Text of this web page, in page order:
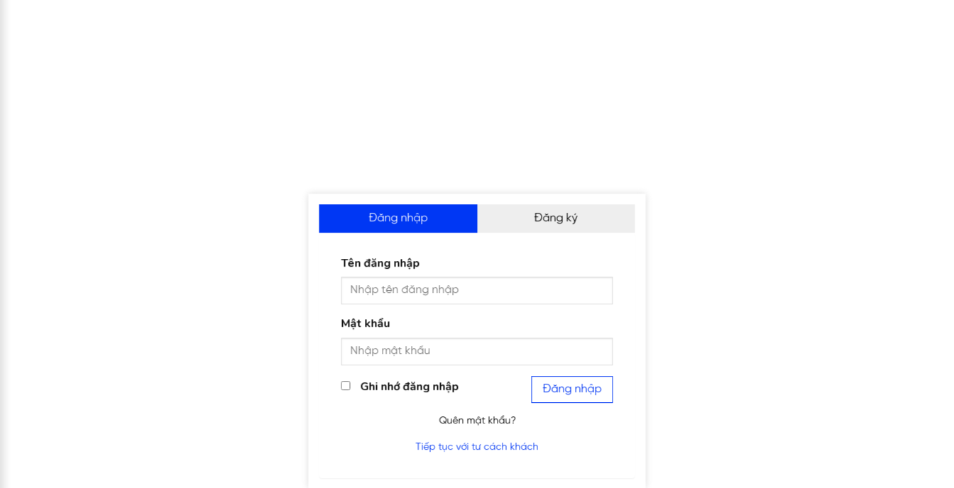
Đăng nhập Đăng ký
Tên đăng nhập
Mật khẩu
Ghi nhớ đăng nhập Đăng nhập
Quên mật khẩu?
Tiếp tục với tư cách khách